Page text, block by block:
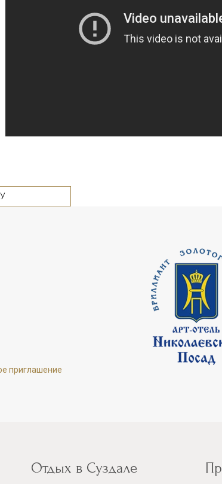
приглашение
Отдых в Суздале